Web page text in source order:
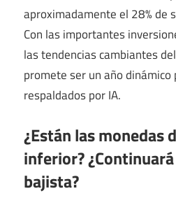
aproximadamente el 28% de
Con las importantes
las tendencias cambiantes
promete ser un año
respaldados por IA.
¿Están las monedas
inferior?
bajista?